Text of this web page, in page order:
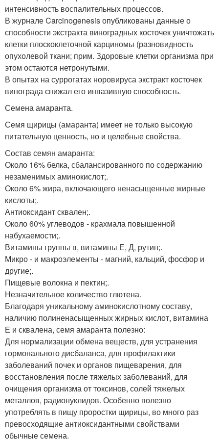
интенсивность воспалительных процессов.
В журнале Carcinogenesis опубликованы данные о
способности экстракта виноградных косточек уничтожать
клетки плоскоклеточной карциномы (разновидность
опухолевой ткани; прим. Здоровые клетки организма при
этом остаются нетронутыми.
В опытах на суррогатах норовируса экстракт косточек
винограда снижал его инвазивную способность.
Семена амаранта.
Семя щирицы (амаранта) имеет не только высокую
питательную ценность, но и целебные свойства.
Состав семян амаранта:
Около 16% белка, сбалансированного по содержанию
незаменимых аминокислот;.
Около 6% жира, включающего ненасыщенные жирные
кислоты;.
Антиоксидант сквален;.
Около 60% углеводов - крахмала повышенной
набухаемости;.
Витамины группы в, витамины Е, Д, рутин;.
Микро - и макроэлементы - магний, кальций, фосфор и
другие;.
Пищевые волокна и пектин;.
Незначительное количество глютена.
Благодаря уникальному аминокислотному составу,
наличию полиненасыщенных жирных кислот, витамина
Е и сквалена, семя амаранта полезно:
Для нормализации обмена веществ, для устранения
гормонального дисбаланса, для профилактики
заболеваний почек и органов пищеварения, для
восстановления после тяжелых заболеваний, для
очищения организма от токсинов, солей тяжелых
металлов, радионуклидов. Особенно полезно
употреблять в пищу проростки щирицы, во много раз
превосходящие антиоксидантными свойствами
обычные семена.